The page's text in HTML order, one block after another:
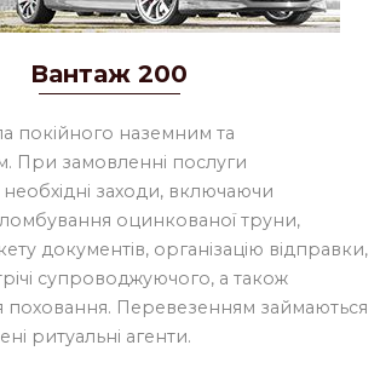
Вантаж 200
покійного наземним та
При замовленні послуги
необхідні заходи, включаючи
оцинкованої труни,
документів, організацію відправки,
супроводжуючого, а також
поховання. Перевезенням займаються
ритуальні агенти.